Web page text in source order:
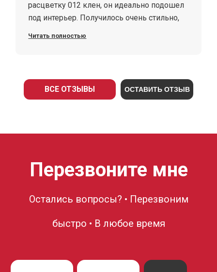
расцветку 012 клен, он идеально подошел
под интерьер. Получилось очень стильно,
Читать полностью
ВСЕ ОТЗЫВЫ ОСТАВИТЬ ОТЗЫВ
Перезвоните мне
Остались вопросы? • Перезвоним
быстро • В любое время